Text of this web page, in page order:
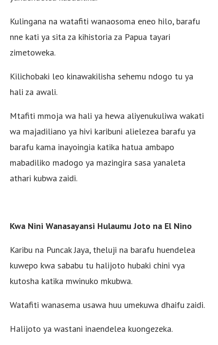
Kulingana na watafiti wanaosoma eneo hilo, barafu
nne kati ya sita za kihistoria za Papua tayari
zimetoweka.
Kilichobaki leo kinawakilisha sehemu ndogo tu ya
hali za awali.
Mtafiti mmoja wa hali ya hewa aliyenukuliwa wakati
wa majadiliano ya hivi karibuni alielezea barafu ya
barafu kama inayoingia katika hatua ambapo
mabadiliko madogo ya mazingira sasa yanaleta
athari kubwa zaidi.
Kwa Nini Wanasayansi Hulaumu Joto na El Nino
Karibu na Puncak Jaya, theluji na barafu huendelea
kuwepo kwa sababu tu halijoto hubaki chini vya
kutosha katika mwinuko mkubwa.
Watafiti wanasema usawa huu umekuwa dhaifu zaidi.
Halijoto ya wastani inaendelea kuongezeka.